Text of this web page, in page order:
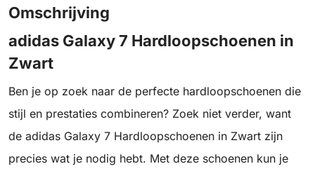
Omschrijving
adidas Galaxy 7 Hardloopschoenen in
Zwart
Ben je op zoek naar de perfecte hardloopschoenen die
stijl en prestaties combineren? Zoek niet verder, want
de adidas Galaxy 7 Hardloopschoenen in Zwart zijn
precies wat je nodig hebt. Met deze schoenen kun je